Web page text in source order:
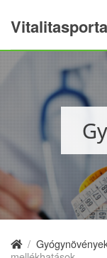
/
×